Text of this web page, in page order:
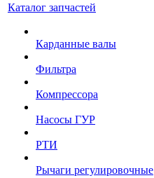
Каталог запчастей
Карданные валы
Фильтра
Компрессора
Насосы ГУР
РТИ
Рычаги регулировочные